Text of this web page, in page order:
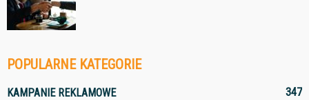
POPULARNE KATEGORIE
KAMPANIE REKLAMOWE 347